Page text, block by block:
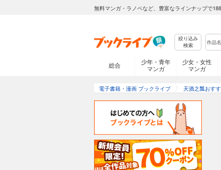
無料マンガ・ラノベなど、豊富なラインナップで
絞り込み
検索
総合
少年・青年
マンガ
少女・女性
マンガ
電子書籍・漫画 ブックライブ 天酒之瓢おす